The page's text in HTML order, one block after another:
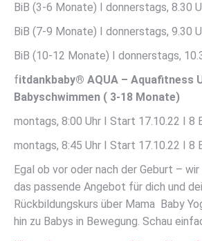
BiB (3-6 Monate) I donnerstags, 8.30
BiB (7-9 Monate) I donnerstags, 9.30
BiB (10-12 Monate) I donnerstags,
fitdankbaby® AQUA – Aquafitness
Babyschwimmen ( 3-18 Monate)
montags, 8:00 Uhr I Start 17.10.22 I 8
montags, 8:45 Uhr I Start 17.10.22 I 8
Egal ob vor oder nach der Geburt –
das passende Angebot für dich und
Rückbildungskurs über Mama Baby
hin zu Babys in Bewegung. Schau